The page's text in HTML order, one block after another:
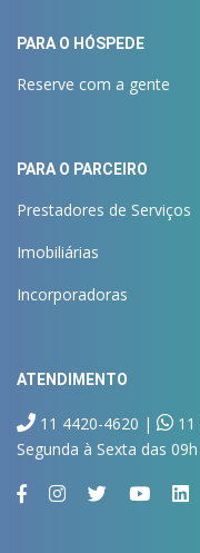
PARA O HÓSPEDE
Reserve com a gente
PARA O PARCEIRO
Prestadores de Serviços
Imobiliárias
Incorporadoras
ATENDIMENTO
11 4420-4620 |
11
Segunda à Sexta das